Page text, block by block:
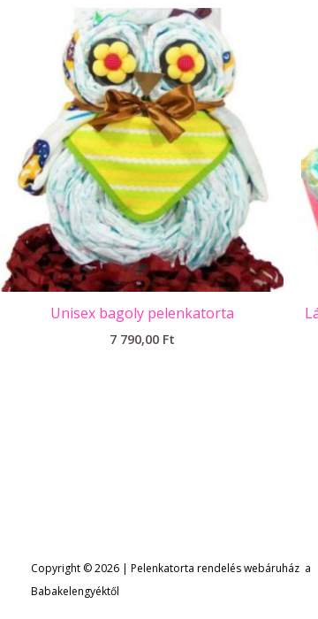
Unisex bagoly pelenkatorta
7 790,00 Ft
Copyright © 2026 | Pelenkatorta rendelés webáruház a
Babakelengyéktől